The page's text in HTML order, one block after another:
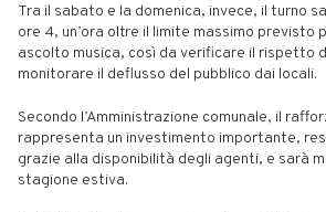
Tra il sabato e la domenica, invece, il turno
ore 4, un’ora oltre il limite massimo previsto
ascolto musica, così da verificare il rispetto
monitorare il deflusso del pubblico dai locali.
Secondo l’Amministrazione comunale, il
rappresenta un investimento importante,
grazie alla disponibilità degli agenti, e sarà
stagione estiva.